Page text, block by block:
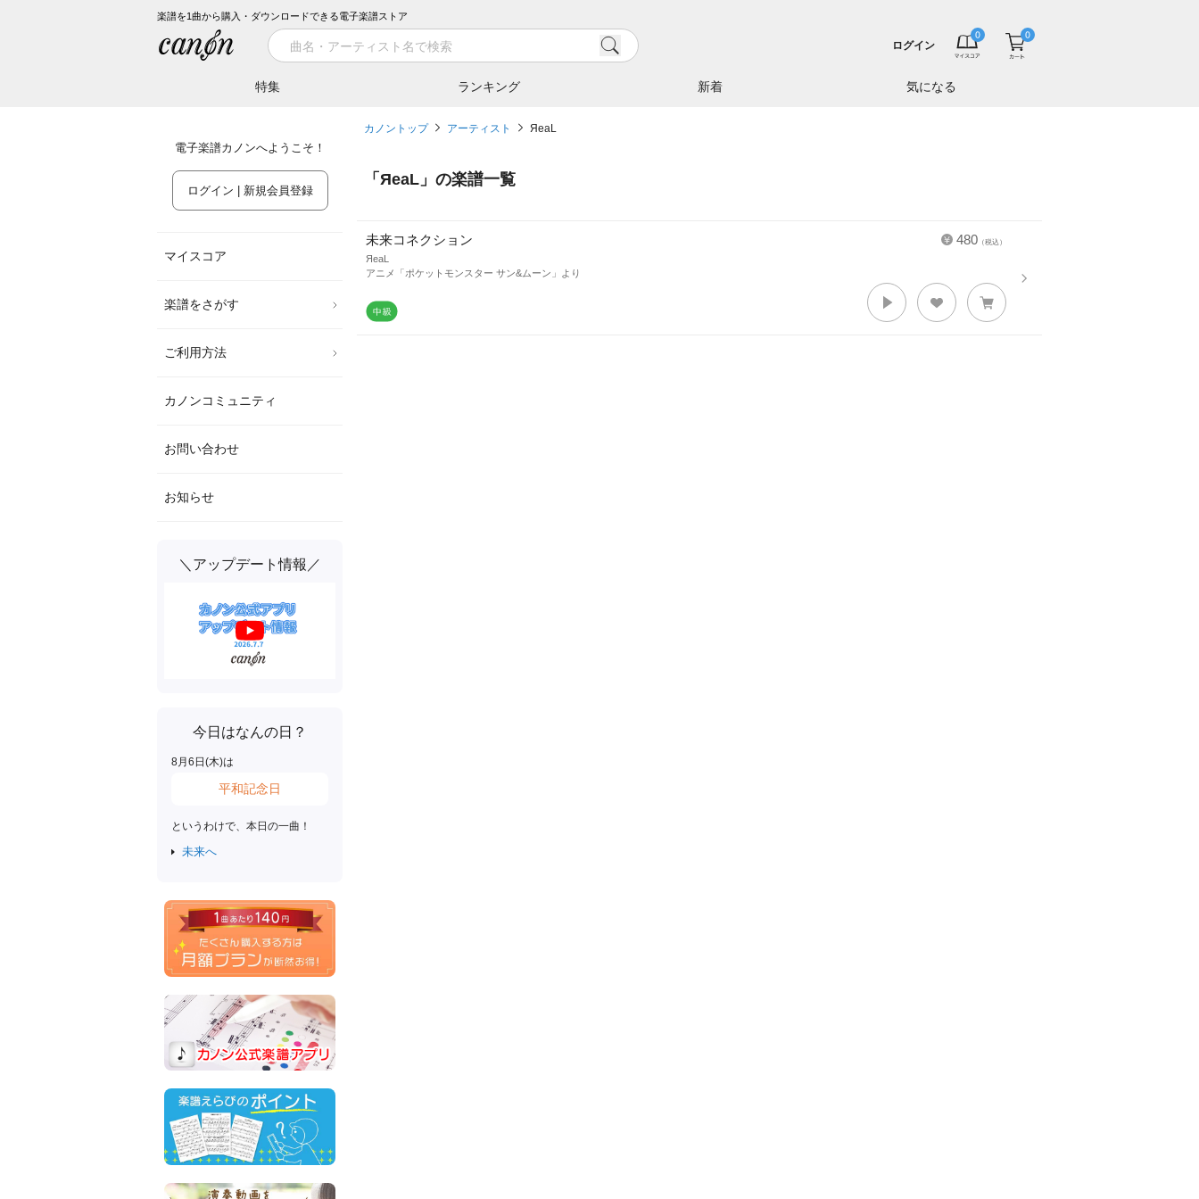
楽譜を1曲から購入・ダウンロードできる電子楽譜ストア
特集 ランキング 新着 気になる
ログイン
電子楽譜カノンへようこそ！
ログイン | 新規会員登録
マイスコア
楽譜をさがす
ご利用方法
カノンコミュニティ
お問い合わせ
お知らせ
＼アップデート情報／
今日はなんの日？
8月 6 日(木)は
平和記念日
というわけで、本日の一曲！
未来へ
カノントップ アーティスト ЯeaL
「 ЯeaL 」の楽譜一覧
480 （税込）
未来コネクション
ЯeaL
アニメ「ポケットモンスター サン&ムーン」より